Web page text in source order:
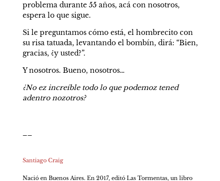
problema durante 55 años, acá con nosotros,
espera lo que sigue.
Si le preguntamos cómo está, el hombrecito con
su risa tatuada, levantando el bombín, dirá: “Bien,
gracias, ¿y usted?”.
Y nosotros. Bueno, nosotros…
¿No ez increíble todo lo que podemoz tened
adentro nozotros?
Santiago Craig
Nació en Buenos Aires. En 2017, editó Las Tormentas, un libro